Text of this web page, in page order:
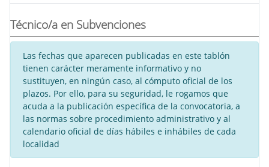
Técnico/a en Subvenciones
Las fechas que aparecen publicadas en este tablón
tienen carácter meramente informativo y no
sustituyen, en ningún caso, al cómputo oficial de los
plazos. Por ello, para su seguridad, le rogamos que
acuda a la publicación específica de la convocatoria, a
las normas sobre procedimiento administrativo y al
calendario oficial de días hábiles e inhábiles de cada
localidad